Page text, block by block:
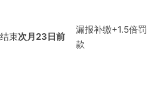
束次月23日前
漏报补缴+1.5倍罚
款